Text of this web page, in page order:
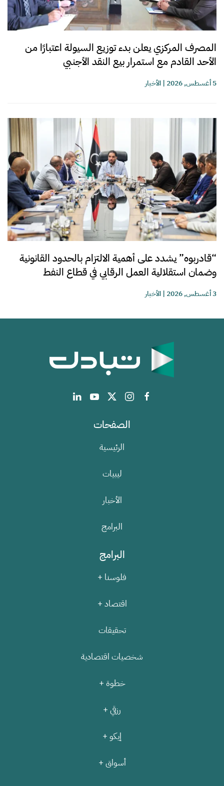
المصرف المركزي يعلن بدء توزيع السيولة اعتبارًا من
الأحد القادم مع استمرار بيع النقد الأجنبي
5 أغسطس, 2026 |الأخبار
“قادربوه” يشدد على أهمية الالتزام بالحدود القانونية
وضمان استقلالية العمل الرقابي في قطاع النفط
3 أغسطس, 2026 |الأخبار
الصفحات
الرئيسية
ليبيات
الأخبار
البرامج
البرامج
فلوسنا +
اقتصاد +
تحقيقات
شخصيات اقتصادية
خطوة +
رزقي +
إيكو +
أسواق +